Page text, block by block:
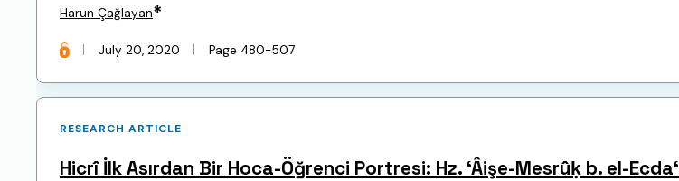
Harun Çağlayan*
July 20, 2020 Page 480-507
RESEARCH ARTICLE
Hicrî İlk Asırdan Bir Hoca-Öğrenci Portresi: Hz. ʻÂişe-Mesrûḳ b. el-Ecdaʻ